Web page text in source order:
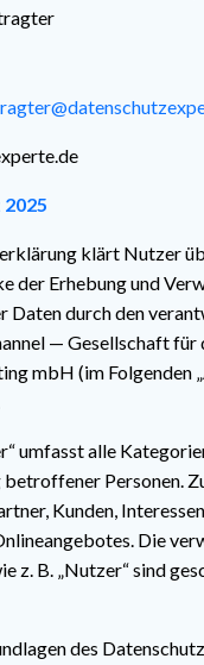
2025
klärt Nutzer
der Erhebung und
Daten durch den
— Gesellschaft für
mbH (im Folgenden
umfasst alle
Personen.
Kunden,
Die
z. B. „Nutzer“ sind
des